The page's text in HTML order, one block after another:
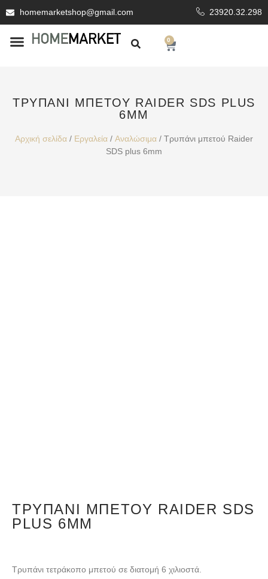
homemarketshop@gmail.com 23920.32.298
0
ΤΡΥΠΆΝΙ ΜΠΕΤΟΎ RAIDER SDS PLUS
6MM
Αρχική σελίδα / Εργαλεία / Αναλώσιμα / Τρυπάνι μπετού Raider
SDS plus 6mm
ΤΡΥΠΆΝΙ ΜΠΕΤΟΎ RAIDER SDS
PLUS 6MM
Τρυπάνι τετράκοπο μπετού σε διατομή 6 χιλιοστά.